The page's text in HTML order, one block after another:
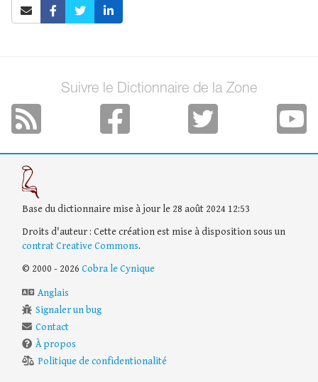
Suivre le Dictionnaire de la Zone
Base du dictionnaire mise à jour le 28 août 2024 12:53
Droits d'auteur : Cette création est mise à disposition sous un
contrat Creative Commons.
© 2000 - 2026 Cobra le Cynique
Anglais
Signaler un bug
Contact
À propos
Politique de confidentionalité